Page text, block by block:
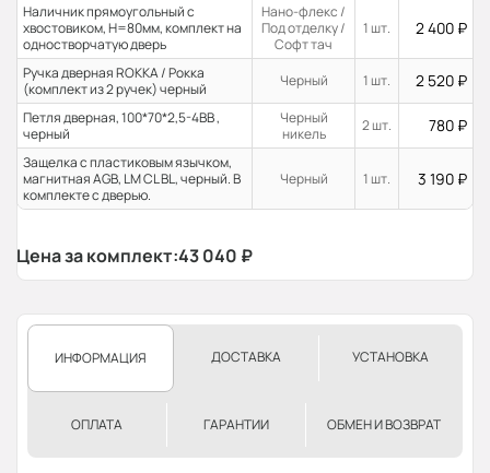
Наличник прямоугольный с
хвостовиком, H=80мм, комплект на
одностворчатую дверь
Нано-флекс /
Под отделку /
Софт тач
1 шт. 2 400 ₽
Ручка дверная ROKKA / Рокка
(комплект из 2 ручек) черный
Черный 1 шт. 2 520 ₽
Петля дверная, 100*70*2,5-4ВВ ,
черный
Черный
никель
2 шт. 780 ₽
Защелка с пластиковым язычком,
магнитная AGB, LM CL BL, черный. В
комплекте с дверью.
Черный 1 шт. 3 190 ₽
Цена за комплект:43 040 ₽
ИНФОРМАЦИЯ ДОСТАВКА УСТАНОВКА
ОПЛАТА ГАРАНТИИ ОБМЕН И ВОЗВРАТ